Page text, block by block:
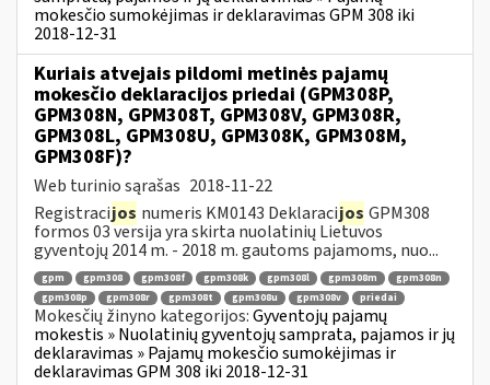
mokesčio sumokėjimas ir deklaravimas GPM 308 iki
2018-12-31
Kuriais atvejais pildomi metinės pajamų
mokesčio deklaracijos priedai (GPM308P,
GPM308N, GPM308T, GPM308V, GPM308R,
GPM308L, GPM308U, GPM308K, GPM308M,
GPM308F)?
Web turinio sąrašas 2018-11-22
Registracijos numeris KM0143 Deklaracijos GPM308
formos 03 versija yra skirta nuolatinių Lietuvos
gyventojų 2014 m. - 2018 m. gautoms pajamoms, nuo...
gpm gpm308 gpm308f gpm308k gpm308l gpm308m
gpm308n
gpm308p
gpm308r gpm308t gpm308u gpm308v priedai
Mokesčių žinyno kategorijos:Gyventojų pajamų
mokestis » Nuolatinių gyventojų samprata, pajamos ir jų
deklaravimas » Pajamų mokesčio sumokėjimas ir
deklaravimas GPM 308 iki 2018-12-31